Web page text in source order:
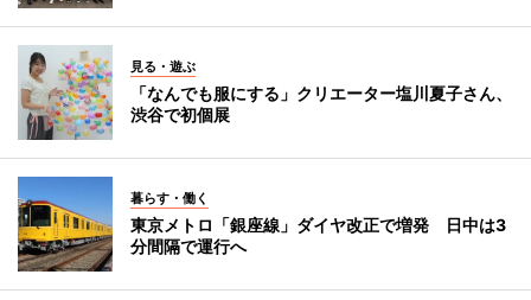
見る・遊ぶ
「なんでも服にする」クリエーター塩川夏子さん、
渋谷で初個展
暮らす・働く
東京メトロ「銀座線」ダイヤ改正で増発 日中は3
分間隔で運行へ